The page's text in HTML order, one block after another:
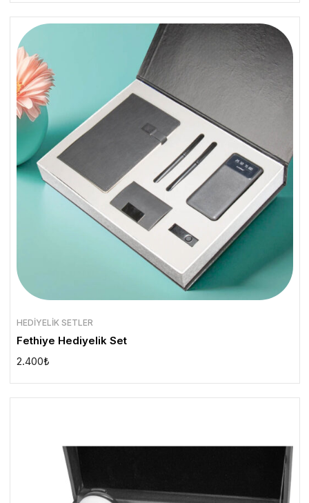
HEDIYELIK SETLER
Fethiye Hediyelik Set
2.400₺